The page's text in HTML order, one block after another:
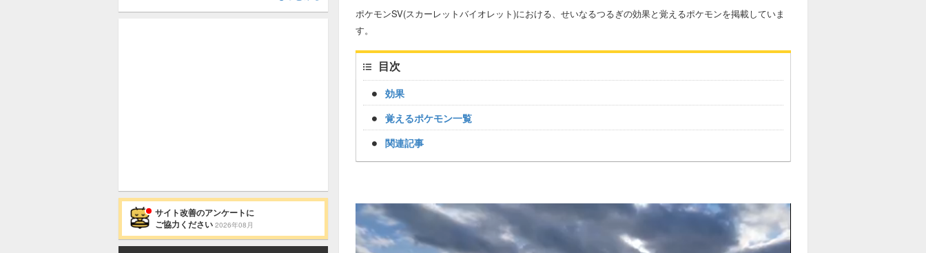
ポケモンSV(スカーレットバイオレット)における、せいなるつるぎの効果と覚えるポケモンを掲載していま
す。
目次
効果
覚えるポケモン一覧
関連記事
サイト改善のアンケートに
ご協力ください 2026年08月